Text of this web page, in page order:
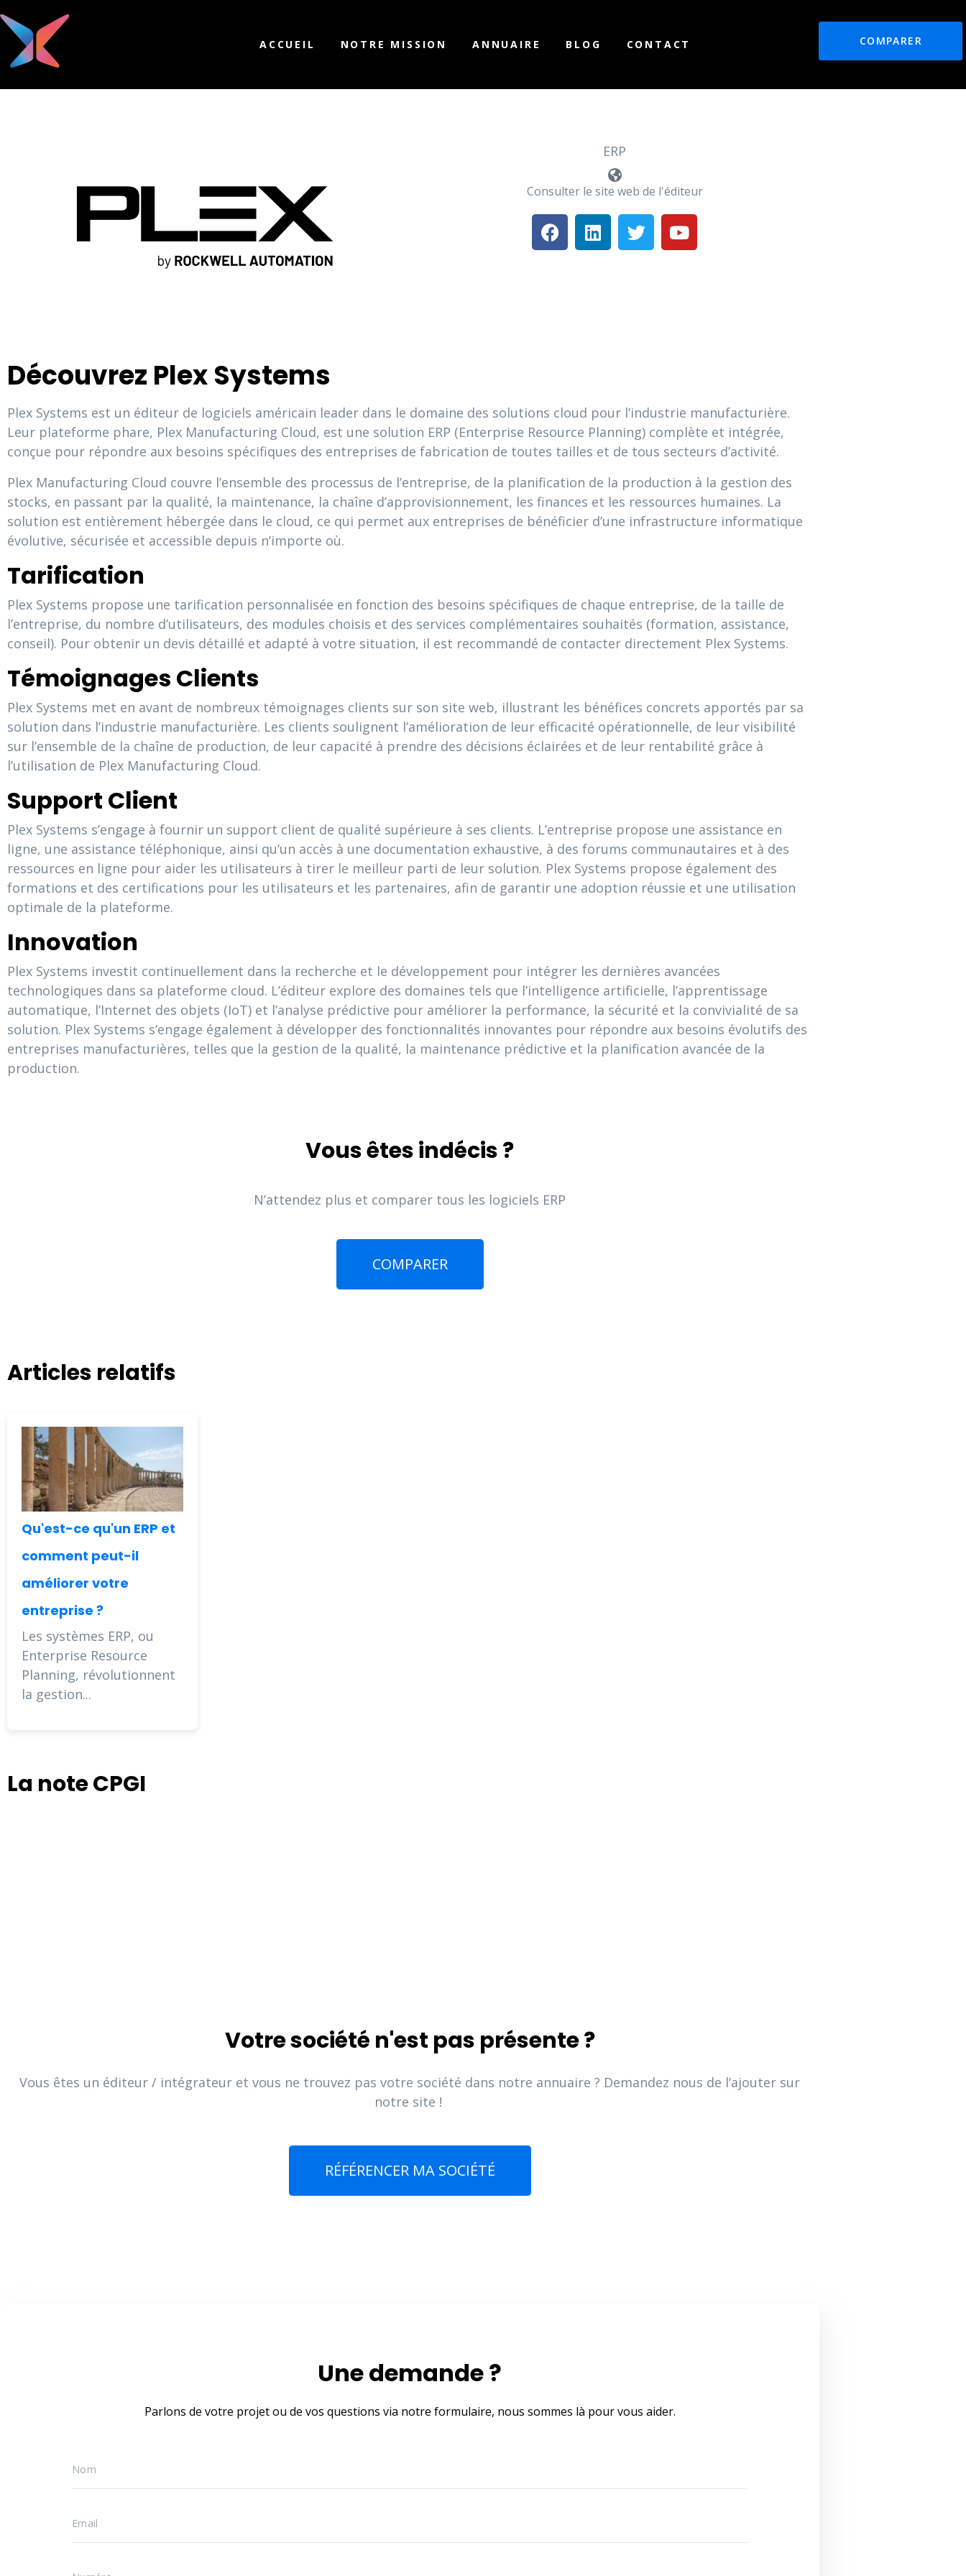
ACCUEIL NOTRE MISSION ANNUAIRE BLOG CONTACT COMPARER
ERP
Consulter le site web de l'éditeur
Découvrez Plex Systems
Plex Systems est un éditeur de logiciels américain leader dans le domaine des solutions cloud pour l’industrie manufacturière.
Leur plateforme phare, Plex Manufacturing Cloud, est une solution ERP (Enterprise Resource Planning) complète et intégrée,
conçue pour répondre aux besoins spécifiques des entreprises de fabrication de toutes tailles et de tous secteurs d’activité.
Plex Manufacturing Cloud couvre l’ensemble des processus de l’entreprise, de la planification de la production à la gestion des
stocks, en passant par la qualité, la maintenance, la chaîne d’approvisionnement, les finances et les ressources humaines. La
solution est entièrement hébergée dans le cloud, ce qui permet aux entreprises de bénéficier d’une infrastructure informatique
évolutive, sécurisée et accessible depuis n’importe où.
Tarification
Plex Systems propose une tarification personnalisée en fonction des besoins spécifiques de chaque entreprise, de la taille de
l’entreprise, du nombre d’utilisateurs, des modules choisis et des services complémentaires souhaités (formation, assistance,
conseil). Pour obtenir un devis détaillé et adapté à votre situation, il est recommandé de contacter directement Plex Systems.
Témoignages Clients
Plex Systems met en avant de nombreux témoignages clients sur son site web, illustrant les bénéfices concrets apportés par sa
solution dans l’industrie manufacturière. Les clients soulignent l’amélioration de leur efficacité opérationnelle, de leur visibilité
sur l’ensemble de la chaîne de production, de leur capacité à prendre des décisions éclairées et de leur rentabilité grâce à
l’utilisation de Plex Manufacturing Cloud.
Support Client
Plex Systems s’engage à fournir un support client de qualité supérieure à ses clients. L’entreprise propose une assistance en
ligne, une assistance téléphonique, ainsi qu’un accès à une documentation exhaustive, à des forums communautaires et à des
ressources en ligne pour aider les utilisateurs à tirer le meilleur parti de leur solution. Plex Systems propose également des
formations et des certifications pour les utilisateurs et les partenaires, afin de garantir une adoption réussie et une utilisation
optimale de la plateforme.
Innovation
Plex Systems investit continuellement dans la recherche et le développement pour intégrer les dernières avancées
technologiques dans sa plateforme cloud. L’éditeur explore des domaines tels que l’intelligence artificielle, l’apprentissage
automatique, l’Internet des objets (IoT) et l’analyse prédictive pour améliorer la performance, la sécurité et la convivialité de sa
solution. Plex Systems s’engage également à développer des fonctionnalités innovantes pour répondre aux besoins évolutifs des
entreprises manufacturières, telles que la gestion de la qualité, la maintenance prédictive et la planification avancée de la
production.
Vous êtes indécis ?
N’attendez plus et comparer tous les logiciels ERP
COMPARER
Articles relatifs
Qu'est-ce qu'un ERP et
comment peut-il
améliorer votre
entreprise ?
Les systèmes ERP, ou
Enterprise Resource
Planning, révolutionnent
la gestion...
La note CPGI
Votre société n'est pas présente ?
Vous êtes un éditeur / intégrateur et vous ne trouvez pas votre société dans notre annuaire ? Demandez nous de l’ajouter sur
notre site !
RÉFÉRENCER MA SOCIÉTÉ
Une demande ?
Parlons de votre projet ou de vos questions via notre formulaire, nous sommes là pour vous aider.